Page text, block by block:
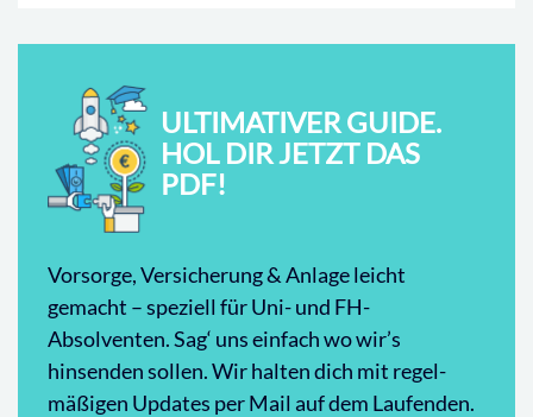
ULTIMATIVER GUIDE.
HOL DIR JETZT DAS
PDF!
Vorsorge, Versicherung & Anlage leicht
gemacht – speziell für Uni- und FH-
Absolventen. Sag‘ uns einfach wo wir’s
hinsenden sollen. Wir halten dich mit regel-
mäßigen Updates per Mail auf dem Laufenden.